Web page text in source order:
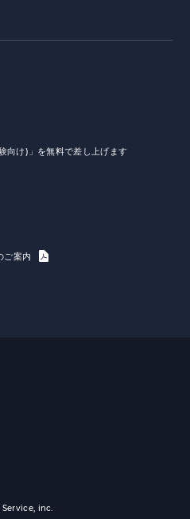
向け)」を無料で差し上げます
ご案内
inc.